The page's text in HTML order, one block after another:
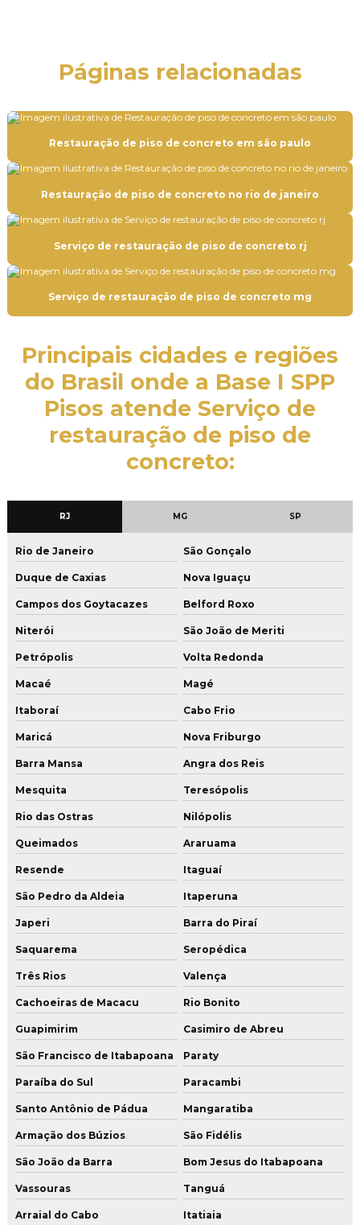
Empresa de aplicação de revestimento uretano
Empresa de pintura autonivelante epóxi em mg
Empresa de pintura autonivelante epóxi no rj
Empresa de pintura autonivelante epóxi em sp
Empresa de pintura epóxi
Empresa de pintura industrial
Empresa de pintura de piso industrial
Empresa de polimento de piso de concreto
Empresa de polimento de pisos
Empresa que faz aplicação de argamassa cimentícia
Empresa que faz restauração de piso de concreto
Execução de piso de concreto
Execução de piso de concreto industrial
Execução de piso de concreto polido
Execução de piso industrial de concreto armado
Lapidação de concreto
Lapidação de concreto estacionamento
Lapidação diamantada de concreto
Lapidação de piso
Lapidação piso de concreto
Lapidação de piso industrial
Pintura epóxi sobre concreto
Pintura epóxi para estacionamento
Pintura epóxi piso
Pintura epóxi piso concreto
Pintura epóxi piso garagem
Pintura epoxi piso industrial
Pintura de estacionamento piso
Pintura industrial de piso
Pintura de piso epóxi
Pintura de piso de quadra poliesportiva
Páginas relacionadas
Restauração de piso de concreto em são paulo
Restauração de piso de concreto no rio de janeiro
Serviço de restauração de piso de concreto rj
Serviço de restauração de piso de concreto mg
Principais cidades e regiões
do Brasil onde a Base I SPP
Pisos atende Serviço de
restauração de piso de
concreto:
RJ MG SP
Rio de Janeiro São Gonçalo
Duque de Caxias Nova Iguaçu
Campos dos Goytacazes Belford Roxo
Niterói São João de Meriti
Petrópolis Volta Redonda
Macaé Magé
Itaboraí Cabo Frio
Maricá Nova Friburgo
Barra Mansa Angra dos Reis
Mesquita Teresópolis
Rio das Ostras Nilópolis
Queimados Araruama
Resende Itaguaí
São Pedro da Aldeia Itaperuna
Japeri Barra do Piraí
Saquarema Seropédica
Três Rios Valença
Cachoeiras de Macacu Rio Bonito
Guapimirim Casimiro de Abreu
São Francisco de Itabapoana Paraty
Paraíba do Sul Paracambi
Santo Antônio de Pádua Mangaratiba
Armação dos Búzios São Fidélis
São João da Barra Bom Jesus do Itabapoana
Vassouras Tanguá
Arraial do Cabo Itatiaia